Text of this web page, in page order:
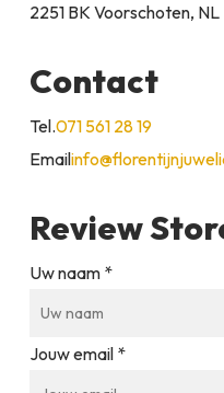
2251 BK Voorschoten, NL
Contact
Tel.071 561 28 19
Email
Review
Uw naam *
Jouw email *